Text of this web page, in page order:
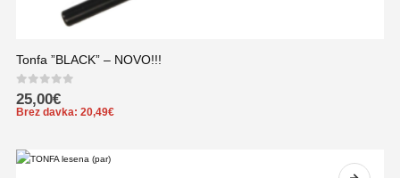
Tonfa ”BLACK” – NOVO!!!
0out of 5
25,00€
Brez davka: 20,49€